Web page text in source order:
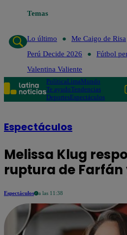
Temas
Lo último
Me Caigo de Risa
Perú Decide 2026
Fútbol
Valentina Valiente
PolíticaLimaMundo
Te ayudoTendencias
DeportesEspectáculos
Espectáculos
Melissa Klug
ruptura de Farfán
Espectáculos a las 11:38